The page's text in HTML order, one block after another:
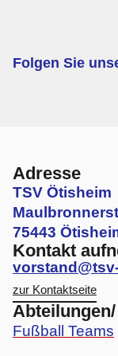
Folgen Sie
Adresse
TSV Ötisheim
75443
Kontakt
zur Kontaktseite
Fußball Teams